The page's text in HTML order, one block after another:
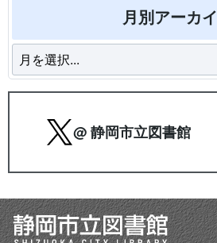
月別アーカ
@ 静岡市立図書館